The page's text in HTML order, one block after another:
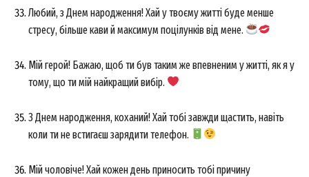
Любий, з Днем народження! Хай у твоєму житті буде менше
стресу, більше кави й максимум поцілунків від мене.
Мій герой! Бажаю, щоб ти був таким же впевненим у житті, як я у
тому, що ти мій найкращий вибір.
З Днем народження, коханий! Хай тобі завжди щастить, навіть
коли ти не встигаєш зарядити телефон.
Мій чоловіче! Хай кожен день приносить тобі причину